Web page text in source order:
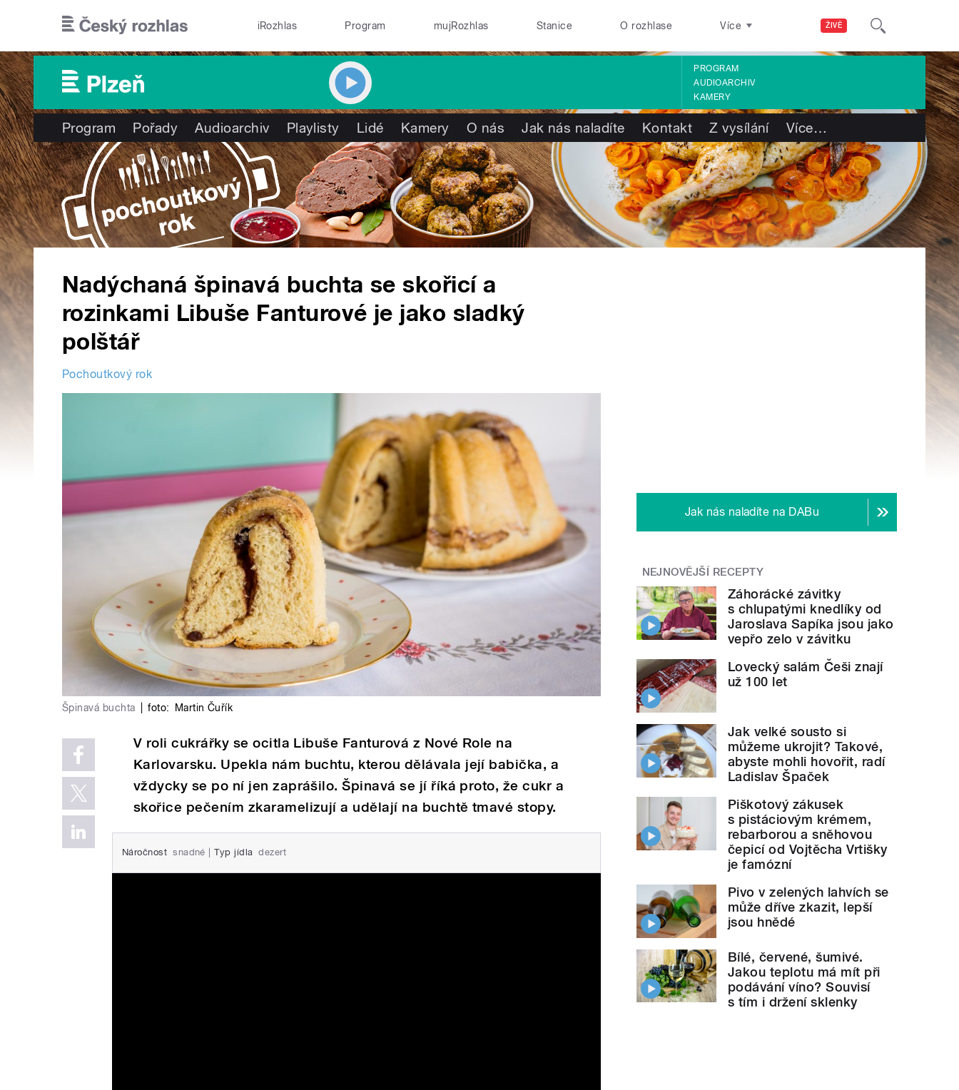
ŽIVĚ
iRozhlas Program mujRozhlas Stanice O rozhlase Více
PROGRAM
AUDIOARCHIV
KAMERY
Program Pořady Audioarchiv Playlisty Lidé Kamery O nás Jak nás naladíte Kontakt Z vysílání Více…
Nadýchaná špinavá buchta se skořicí a
rozinkami Libuše Fanturové je jako sladký
polštář
Pochoutkový rok
Špinavá buchta foto: Martin Čuřík
V roli cukrářky se ocitla Libuše Fanturová z Nové Role na
Karlovarsku. Upekla nám buchtu, kterou dělávala její babička, a
vždycky se po ní jen zaprášilo. Špinavá se jí říká proto, že cukr a
skořice pečením zkaramelizují a udělají na buchtě tmavé stopy.
Náročnost snadné Typ jídla dezert
Jak nás naladíte na DABu
NEJNOVĚJŠÍ RECEPTY
Záhorácké závitky
s chlupatými knedlíky od
Jaroslava Sapíka jsou jako
vepřo zelo v závitku
Lovecký salám Češi znají
už 100 let
Jak velké sousto si
můžeme ukrojit? Takové,
abyste mohli hovořit, radí
Ladislav Špaček
Piškotový zákusek
s pistáciovým krémem,
rebarborou a sněhovou
čepicí od Vojtěcha Vrtišky
je famózní
Pivo v zelených lahvích se
může dříve zkazit, lepší
jsou hnědé
Bílé, červené, šumivé.
Jakou teplotu má mít při
podávání víno? Souvisí
s tím i držení sklenky